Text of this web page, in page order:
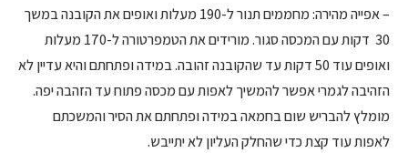
– אפייה מהירה: מחממים תנור ל-190 מעלות ואופים את הקובנה במשך
30 דקות עם המכסה סגור. מורידים את הטמפרטורה ל-170 מעלות
ואופים עוד 50 דקות עד שהקובנה זהובה. במידה ופתחתם והיא עדיין לא
הזהיבה לגמרי אפשר להמשיך לאפות עם מכסה פתוח עד הזהבה יפה.
מומלץ להבריש שום בחמאה במידה ופתחתם את הסיר והמשכתם
לאפות עוד קצת כדי שהחלק העליון לא יתייבש.